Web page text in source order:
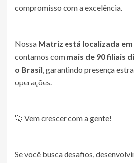
compromisso com a excelência.
Nossa Matriz está localizada
contamos com mais de 90 filiais
o Brasil, garantindo presença
operações.
🚀 Vem crescer com a gente!
Se você busca desafios,